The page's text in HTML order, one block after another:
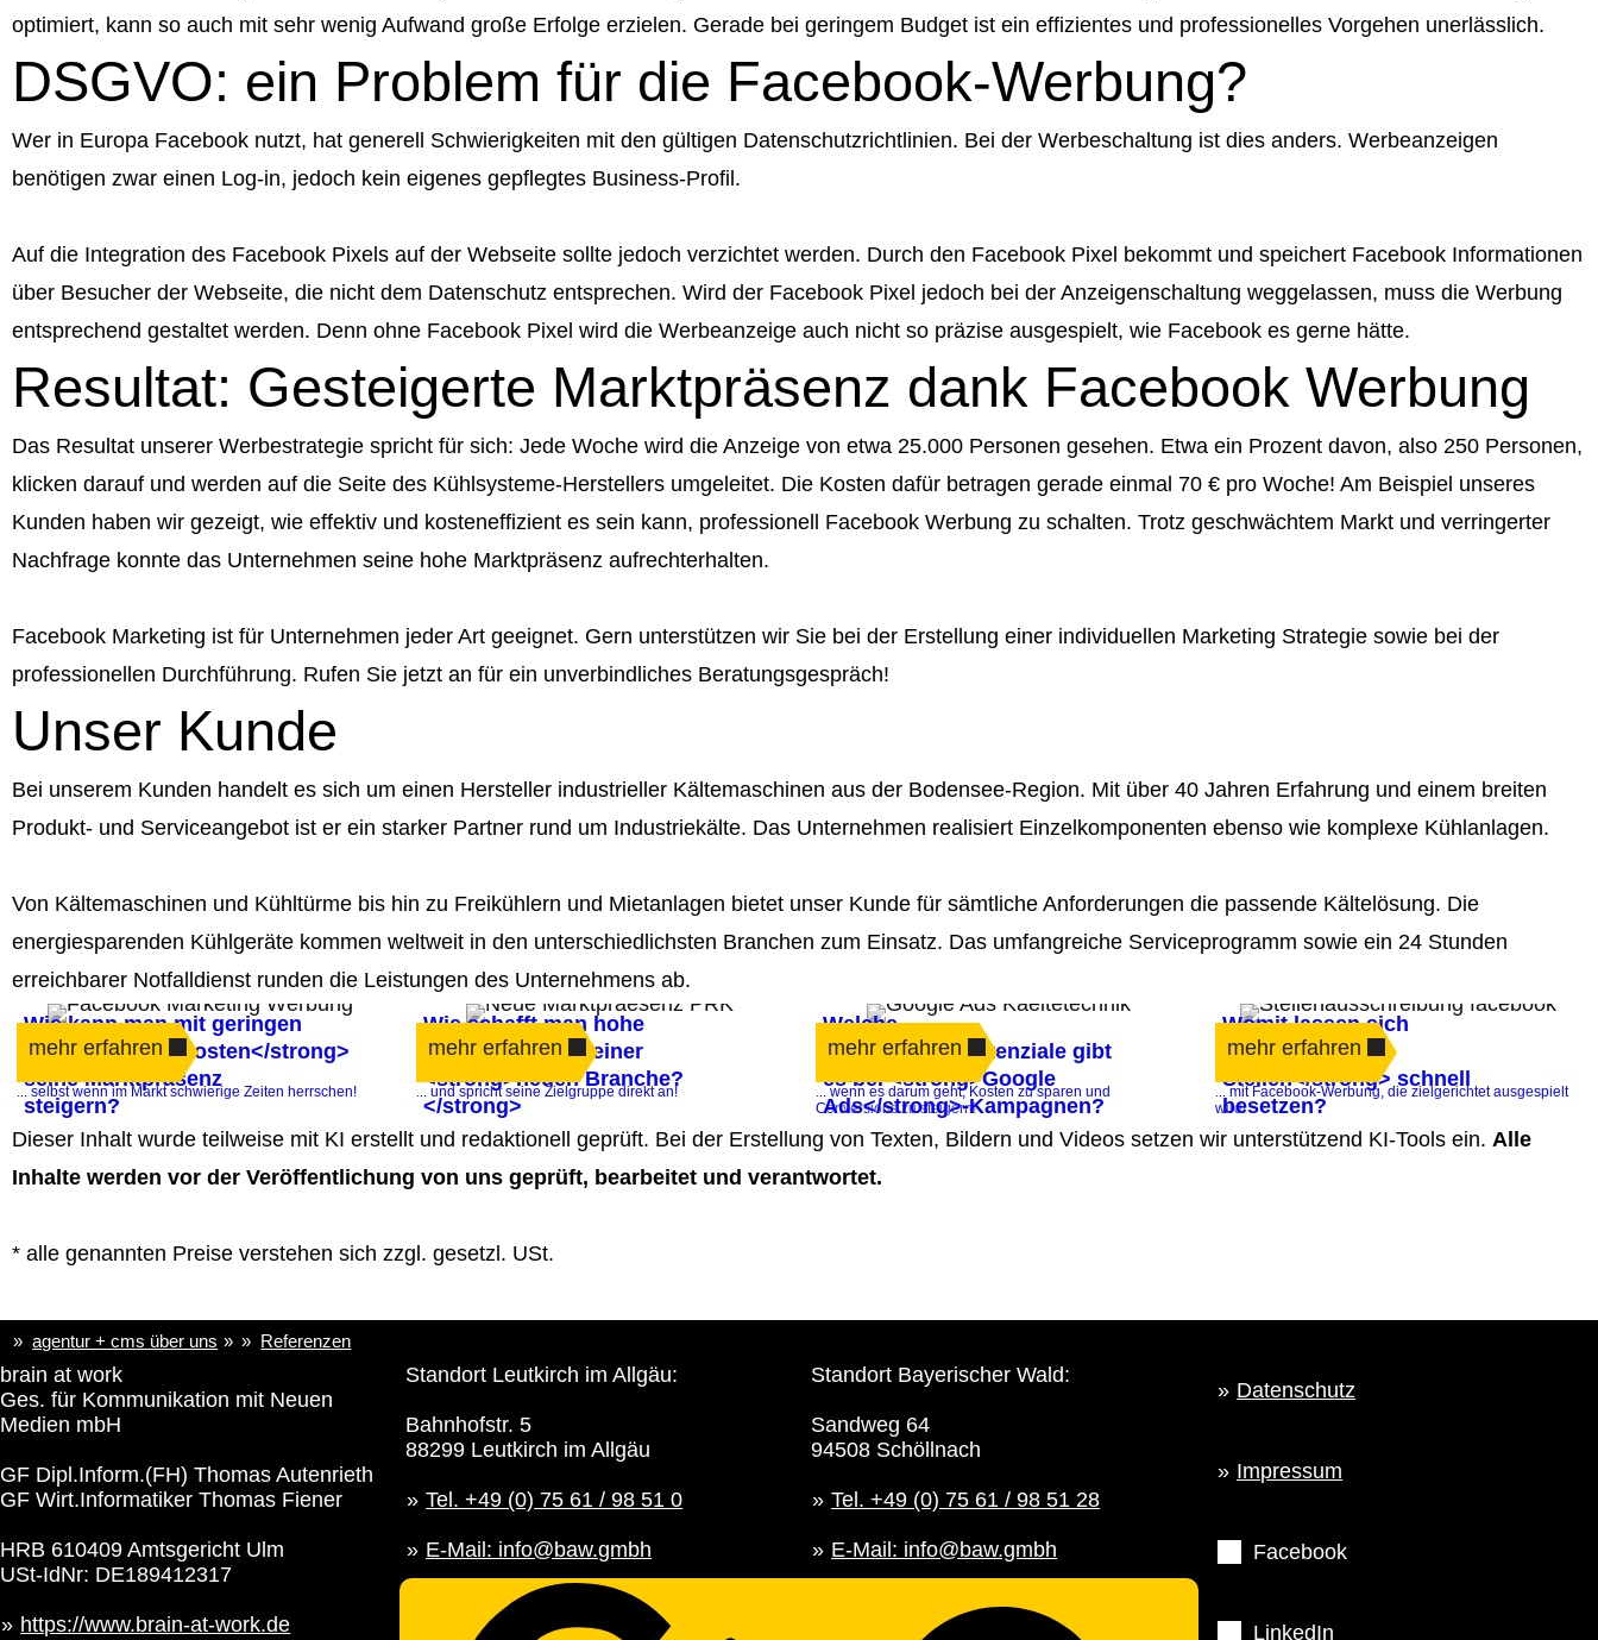
optimiert, kann so auch mit sehr wenig Aufwand große Erfolge erzielen. Gerade bei geringem Budget ist ein effizientes und professionelles Vorgehen unerlässlich.
DSGVO: ein Problem für die Facebook-Werbung?
Wer in Europa Facebook nutzt, hat generell Schwierigkeiten mit den gültigen Datenschutzrichtlinien. Bei der Werbeschaltung ist dies anders. Werbeanzeigen
benötigen zwar einen Log-in, jedoch kein eigenes gepflegtes Business-Profil.
Auf die Integration des Facebook Pixels auf der Webseite sollte jedoch verzichtet werden. Durch den Facebook Pixel bekommt und speichert Facebook Informationen
über Besucher der Webseite, die nicht dem Datenschutz entsprechen. Wird der Facebook Pixel jedoch bei der Anzeigenschaltung weggelassen, muss die Werbung
entsprechend gestaltet werden. Denn ohne Facebook Pixel wird die Werbeanzeige auch nicht so präzise ausgespielt, wie Facebook es gerne hätte.
Resultat: Gesteigerte Marktpräsenz dank Facebook Werbung
Das Resultat unserer Werbestrategie spricht für sich: Jede Woche wird die Anzeige von etwa 25.000 Personen gesehen. Etwa ein Prozent davon, also 250 Personen,
klicken darauf und werden auf die Seite des Kühlsysteme-Herstellers umgeleitet. Die Kosten dafür betragen gerade einmal 70 € pro Woche! Am Beispiel unseres
Kunden haben wir gezeigt, wie effektiv und kosteneffizient es sein kann, professionell Facebook Werbung zu schalten. Trotz geschwächtem Markt und verringerter
Nachfrage konnte das Unternehmen seine hohe Marktpräsenz aufrechterhalten.
Facebook Marketing ist für Unternehmen jeder Art geeignet. Gern unterstützen wir Sie bei der Erstellung einer individuellen Marketing Strategie sowie bei der
professionellen Durchführung. Rufen Sie jetzt an für ein unverbindliches Beratungsgespräch!
Unser Kunde
Bei unserem Kunden handelt es sich um einen Hersteller industrieller Kältemaschinen aus der Bodensee-Region. Mit über 40 Jahren Erfahrung und einem breiten
Produkt- und Serviceangebot ist er ein starker Partner rund um Industriekälte. Das Unternehmen realisiert Einzelkomponenten ebenso wie komplexe Kühlanlagen.
Von Kältemaschinen und Kühltürme bis hin zu Freikühlern und Mietanlagen bietet unser Kunde für sämtliche Anforderungen die passende Kältelösung. Die
energiesparenden Kühlgeräte kommen weltweit in den unterschiedlichsten Branchen zum Einsatz. Das umfangreiche Serviceprogramm sowie ein 24 Stunden
erreichbarer Notfalldienst runden die Leistungen des Unternehmens ab.
Wie kann man mit geringen
<strong>Werbekosten</strong>
seine Marktpräsenz
steigern?
mehr erfahren
... selbst wenn im Markt schwierige Zeiten herrschen!
Wie schafft man hohe
Marktpräsenz in einer
<strong>neuen Branche?
</strong>
mehr erfahren
... und spricht seine Zielgruppe direkt an!
Welche
Optimierungspotenziale gibt
es bei <strong>Google
Ads</strong>-Kampagnen?
mehr erfahren
... wenn es darum geht, Kosten zu sparen und
Conversions zu steigern!
Womit lassen sich
<strong>offene
Stellen</strong> schnell
besetzen?
mehr erfahren
... mit Facebook-Werbung, die zielgerichtet ausgespielt
wird!
Dieser Inhalt wurde teilweise mit KI erstellt und redaktionell geprüft. Bei der Erstellung von Texten, Bildern und Videos setzen wir unterstützend KI‑Tools ein. Alle
Inhalte werden vor der Veröffentlichung von uns geprüft, bearbeitet und verantwortet.
* alle genannten Preise verstehen sich zzgl. gesetzl. USt.
agentur + cms über uns Referenzen
brain at work
Ges. für Kommunikation mit Neuen
Medien mbH
GF Dipl.Inform.(FH) Thomas Autenrieth
GF Wirt.Informatiker Thomas Fiener
HRB 610409 Amtsgericht Ulm
USt-IdNr: DE189412317
https://www.brain-at-work.de
Standort Leutkirch im Allgäu:
Bahnhofstr. 5
88299 Leutkirch im Allgäu
Tel. +49 (0) 75 61 / 98 51 0
E-Mail: info@baw.gmbh
Standort Bayerischer Wald:
Sandweg 64
94508 Schöllnach
Tel. +49 (0) 75 61 / 98 51 28
E-Mail: info@baw.gmbh
Datenschutz
Impressum
Facebook
LinkedIn